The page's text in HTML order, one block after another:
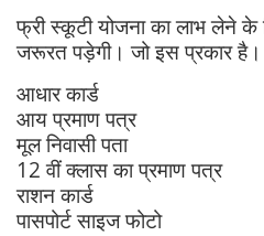
फ्री स्कूटी योजना का लाभ लेने
जरूरत पड़ेगी। जो इस प्रकार है।
आधार कार्ड
आय प्रमाण पत्र
मूल निवासी पता
12 वीं क्लास का प्रमाण पत्र
राशन कार्ड
पासपोर्ट साइज फोटो